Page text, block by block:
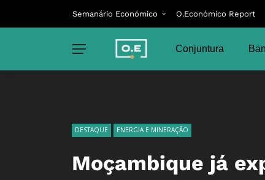
Semanário Económico O.Económico Report
Conjuntura
DESTAQUE ENERGIA E MINERAÇÃO
Moçambique já